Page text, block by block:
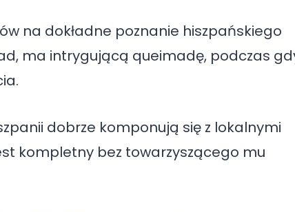
na dokładne poznanie hiszpańskiego
ma intrygującą queimadę, podczas
dobrze komponują się z lokalnymi
kompletny bez towarzyszącego mu